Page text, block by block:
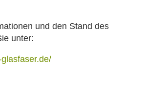
und den Stand des
unter: